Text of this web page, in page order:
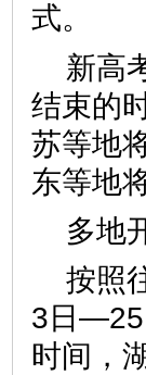
式。
新高
结束的
苏等地
东等地
多地
按照
3日—25
时间，